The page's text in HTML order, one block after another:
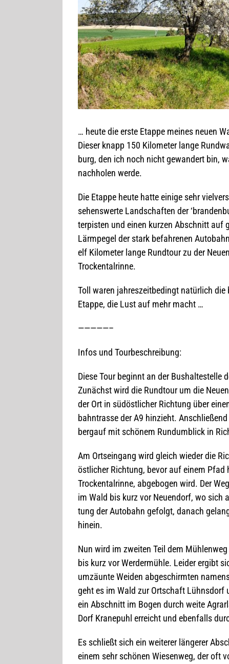
… heute die erste Etappe mei­nes neuen
Die­ser knapp 150 Kilo­me­ter lange
burg, den ich noch nicht gewan­dert bin,
nach­ho­len werde.
Die Etappe heute hatte einige sehr
sehens­werte Land­schaf­ten der
ter­pis­ten und einen kur­zen Abschnitt auf
Lärm­pe­gel der stark befah­re­nen
elf Kilo­me­ter lange Rund­tour zu der
Trockentalrinne.
Toll waren jah­res­zeit­be­dingt natür­lich
Etappe, die Lust auf mehr macht …
—————–
Infos und Tourbeschreibung:
Diese Tour beginnt an der Bus­hal­te­stelle
Zunächst wird die Rund­tour um die
der Ort in süd­öst­li­cher Rich­tung über
bahn­trasse der A9 hin­zieht.
berg­auf mit schö­nem Rund­um­blick in
Am Orts­ein­gang wird gleich wie­der die
öst­li­cher Rich­tung, bevor auf einem Pfad
Tro­cken­tal­rinne, abge­bo­gen wird. Der
im Wald bis kurz vor Neu­en­dorf, wo sich
tung der Auto­bahn gefolgt, danach
hinein.
Nun wird im zwei­ten Teil dem
bis kurz vor Wer­der­mühle. Lei­der ergibt
umzäunte Wei­den abge­schirm­ten
geht es im Wald zur Ort­schaft
ein Abschnitt im Bogen durch weite
Dorf Kra­ne­puhl erreicht und eben­falls
Es schließt sich ein wei­te­rer län­ge­rer
einem sehr schö­nen Wie­sen­weg, der oft